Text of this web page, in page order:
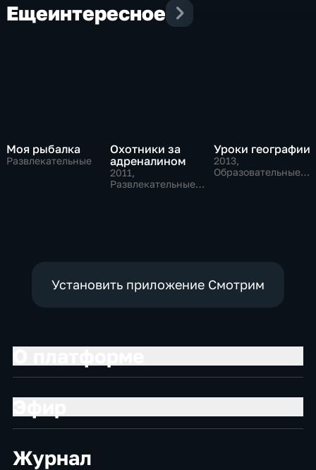
Ещеинтересное
Моя рыбалка
Развлекательные
Охотники за
адреналином
2011,
Развлекательные,
Уроки географии
2013,
Образовательные,
Установить приложение Смотрим
Журнал